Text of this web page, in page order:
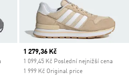
Current price
1 279,36 Kč
1 099,45 Kč Poslední nejnižší cena
1 999 Kč Original price